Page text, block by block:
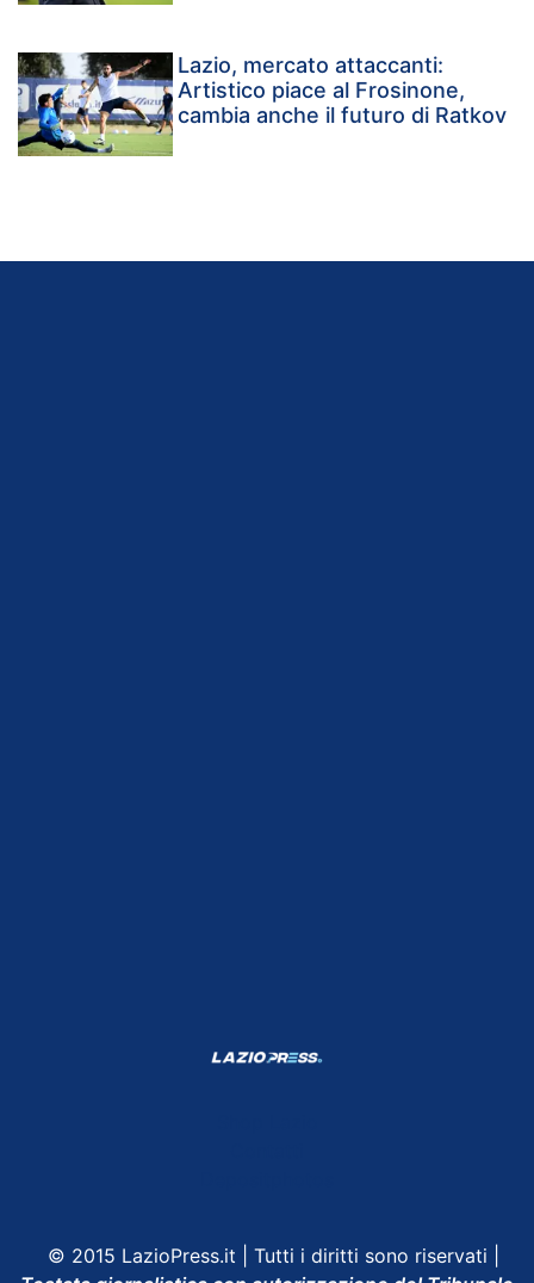
Lazio, mercato attaccanti:
Artistico piace al Frosinone,
cambia anche il futuro di Ratkov
© 2015 LazioPress.it | Tutti i diritti sono riservati |